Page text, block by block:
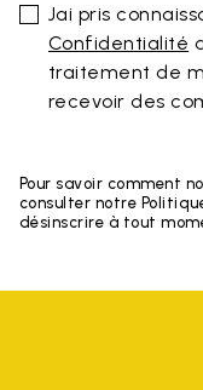
Jai pris
Confidentialité
traitement de
recevoir des
Pour savoir comment
consulter notre
désinscrire à tout